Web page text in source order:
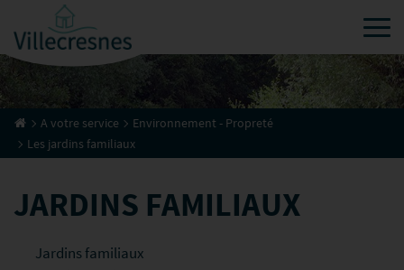
A votre service
Environnement - Propreté
Les jardins familiaux
JARDINS FAMILIAUX
Jardins familiaux